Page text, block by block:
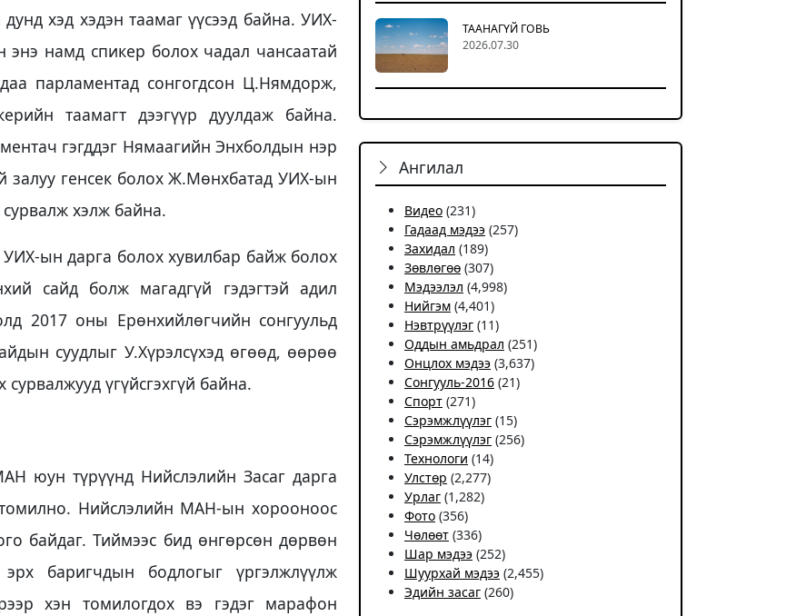
хэд хэдэн таамаг үүсээд байна. УИХ-
намд спикер болох чадал чансаатай
парламентад сонгогдсон Ц.Нямдорж,
таамагт дээгүүр дуулдаж байна.
гэгддэг Нямаагийн Энхболдын нэр
залуу генсек болох Ж.Мөнхбатад УИХ-ын
хэлж байна.
ын дарга болох хувилбар байж болох
сайд болж магадгүй гэдэгтэй адил
2017 оны Ерөнхийлөгчийн сонгуульд
суудлыг У.Хүрэлсүхэд өгөөд, өөрөө
үгүйсгэхгүй байна.
юун түрүүнд Нийслэлийн Засаг дарга
Нийслэлийн МАН-ын хорооноос
байдаг. Тиймээс бид өнгөрсөн дөрвөн
баригчдын бодлогыг үргэлжлүүлж
хэн томилогдох вэ гэдэг марафон
ТААНАГҮЙ ГОВЬ
2026.07.30
Ангилал
Видео (231)
Гадаад мэдээ (257)
Захидал (189)
Зөвлөгөө (307)
Мэдээлэл (4,998)
Нийгэм (4,401)
Нэвтрүүлэг (11)
Оддын амьдрал (251)
Онцлох мэдээ (3,637)
Сонгууль-2016 (21)
Спорт (271)
Сэрэмжлүүлэг (15)
Сэрэмжлүүлэг (256)
Технологи (14)
Улстөр (2,277)
Урлаг (1,282)
Фото (356)
Чѳлѳѳт (336)
Шар мэдээ (252)
Шуурхай мэдээ (2,455)
Эдийн засаг (260)